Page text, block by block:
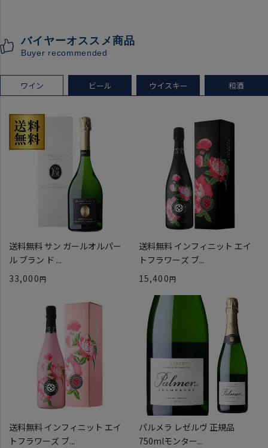
バイヤーオススメ商品
Buyer recommended
ワイン ビール ウイスキー 和酒
送料無料 サン ガールオルパー
ル ブラン ド ...
33,000
送料無料 インフィニット エイ
トフラワーズ ブ...
15,400
送料無料 インフィニット エイ
トフラワーズ ブ...
パルメラ レゼルヴ 正規品
750mlモンター...